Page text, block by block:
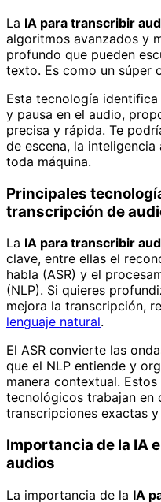
La IA para transcribir
algoritmos avanzados y
profundo que pueden
texto. Es como un súper
Esta tecnología
y pausa en el audio,
precisa y rápida. Te
de escena, la
toda máquina.
Principales
transcripción de
La IA para transcribir
clave, entre ellas el
habla (ASR) y el
(NLP). Si quieres
mejora la transcripción,
lenguaje natural.
El ASR convierte las
que el NLP entiende y
manera contextual.
tecnológicos trabajan en
transcripciones exactas
Importancia de la IA
audios
La importancia de la IA